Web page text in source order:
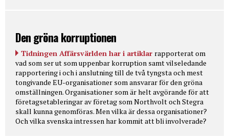
Den gröna korruptionen
Tidningen Affärsvärlden har i artiklar rapporterat om
vad som ser ut som uppenbar korruption samt vilseledande
rapportering i och i anslutning till de två tyngsta och mest
tongivande EU-organisationer som ansvarar för den gröna
omställningen. Organisationer som är helt avgörande för att
företagsetableringar av företag som Northvolt och Stegra
skall kunna genomföras. Men vilka är dessa organisationer?
Och vilka svenska intressen har kommit att bli involverade?